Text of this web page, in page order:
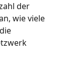
der
wie viele